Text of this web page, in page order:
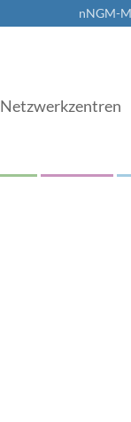
nNGM-
Netzwerkzentren